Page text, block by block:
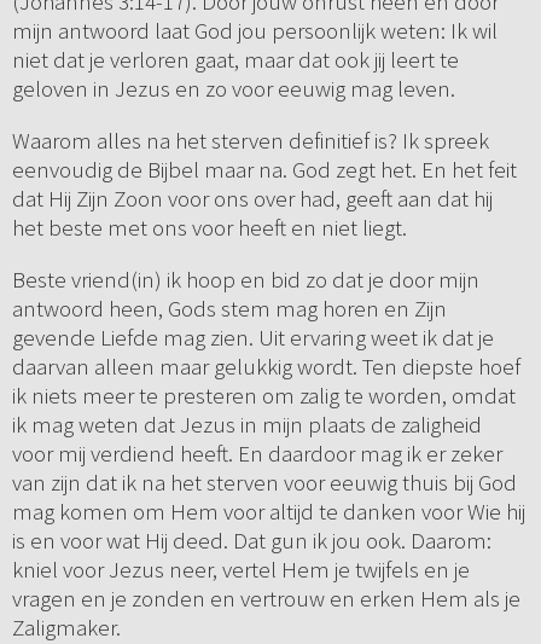
mijn antwoord laat God jou persoonlijk weten: Ik wil
niet dat je verloren gaat, maar dat ook jij leert te
geloven in Jezus en zo voor eeuwig mag leven.
Waarom alles na het sterven definitief is? Ik spreek
eenvoudig de Bijbel maar na. God zegt het. En het feit
dat Hij Zijn Zoon voor ons over had, geeft aan dat hij
het beste met ons voor heeft en niet liegt.
Beste vriend(in) ik hoop en bid zo dat je door mijn
antwoord heen, Gods stem mag horen en Zijn
gevende Liefde mag zien. Uit ervaring weet ik dat je
daarvan alleen maar gelukkig wordt. Ten diepste hoef
ik niets meer te presteren om zalig te worden, omdat
ik mag weten dat Jezus in mijn plaats de zaligheid
voor mij verdiend heeft. En daardoor mag ik er zeker
van zijn dat ik na het sterven voor eeuwig thuis bij God
mag komen om Hem voor altijd te danken voor Wie hij
is en voor wat Hij deed. Dat gun ik jou ook. Daarom:
kniel voor Jezus neer, vertel Hem je twijfels en je
vragen en je zonden en vertrouw en erken Hem als je
Zaligmaker.